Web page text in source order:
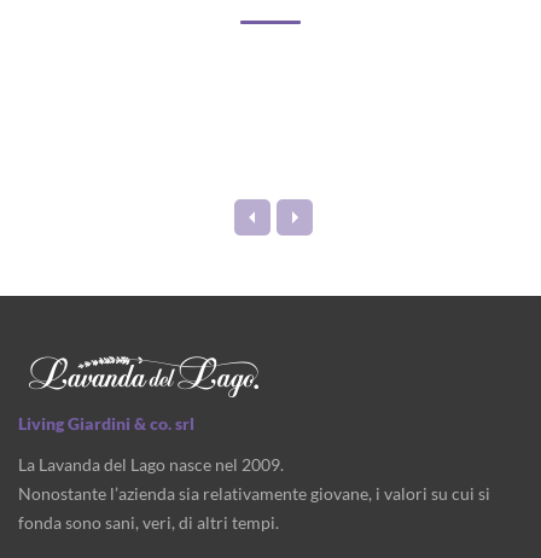
Living Giardini & co. srl
La Lavanda del Lago nasce nel 2009.
Nonostante l’azienda sia relativamente giovane, i valori su cui si
fonda sono sani, veri, di altri tempi.